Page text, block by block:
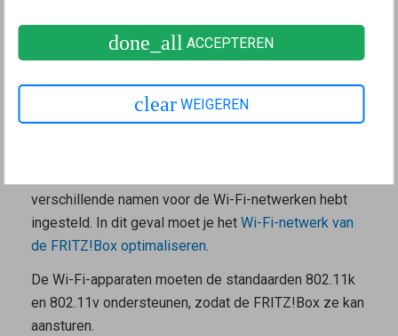
worden getransporteerd.
Voorwaarden voor band steering
In de fabrieksinstellingen van de FRITZ!Box is band
steering al ingeschakeld. In hetMesh-netwerk van
verschillende namen voor de Wi-Fi-netwerken hebt
ingesteld. In dit geval moet je het Wi-Fi-netwerk van
de FRITZ!Box optimaliseren
De Wi-Fi-apparaten moeten de standaarden 802.11k
en 802.11v ondersteunen, zodat de FRITZ!Box ze kan
aansturen.
done_all ACCEPTEREN
clear WEIGEREN